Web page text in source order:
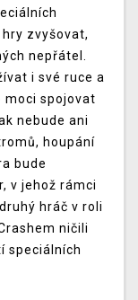
zvyšovat,
nepřátel.
i své ruce a
moci spojovat
nebude ani
houpání
bude
v jehož rámci
hráč v roli
ničili
speciálních